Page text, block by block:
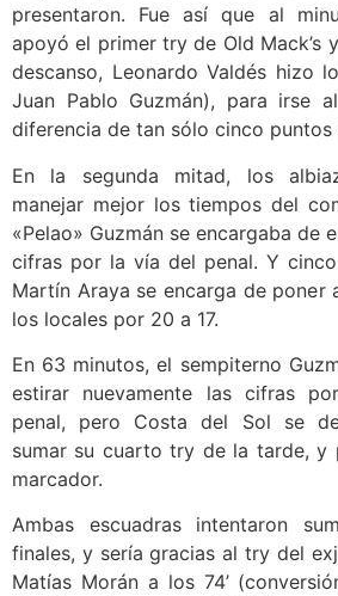
presentaron. Fue así que al
apoyó el primer try de Old Mack’s
descanso, Leonardo Valdés hizo
Juan Pablo Guzmán), para irse
diferencia de tan sólo cinco puntos
En la segunda mitad, los
manejar mejor los tiempos del
«Pelao» Guzmán se encargaba de
cifras por la vía del penal. Y
Martín Araya se encarga de poner
los locales por 20 a 17.
En 63 minutos, el sempiterno
estirar nuevamente las cifras
penal, pero Costa del Sol se
sumar su cuarto try de la tarde, y
marcador.
Ambas escuadras intentaron
finales, y sería gracias al try del
Matías Morán a los 74’